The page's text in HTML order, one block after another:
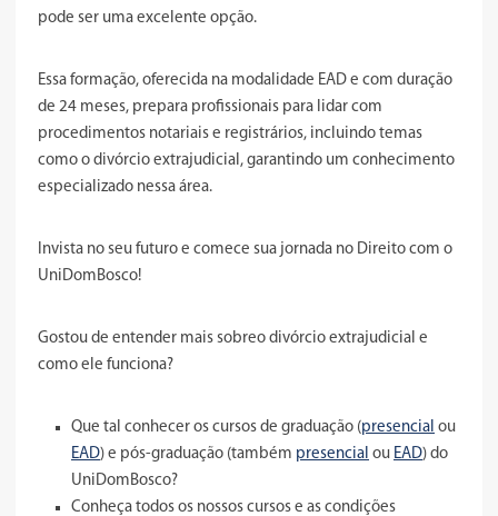
pode ser uma excelente opção.
Essa formação, oferecida na modalidade EAD e com duração
de 24 meses, prepara profissionais para lidar com
procedimentos notariais e registrários, incluindo temas
como o divórcio extrajudicial, garantindo um conhecimento
especializado nessa área.
Invista no seu futuro e comece sua jornada no Direito com o
UniDomBosco!
Gostou de entender mais sobreo divórcio extrajudicial e
como ele funciona?
Que tal conhecer os cursos de graduação (presencial ou
EAD) e pós-graduação (também presencial ou EAD) do
UniDomBosco?
Conheça todos os nossos cursos e as condições